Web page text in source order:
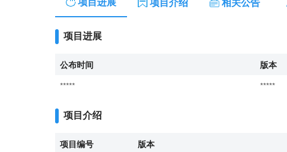
项目进展
公布时间 版本
*****
*****
项目介绍
项目编号 版本